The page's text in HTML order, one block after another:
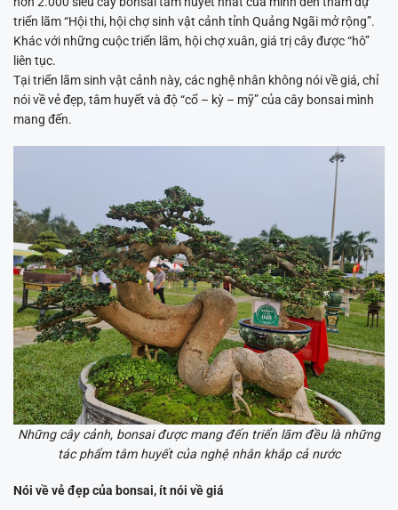
triển lãm “Hội thi, hội chợ sinh vật cảnh tỉnh Quảng Ngãi mở rộng”.
Khác với những cuộc triển lãm, hội chợ xuân, giá trị cây được “hô”
liên tục.
Tại triển lãm sinh vật cảnh này, các nghệ nhân không nói về giá, chỉ
nói về vẻ đẹp, tâm huyết và độ “cổ – kỳ – mỹ” của cây bonsai mình
mang đến.
Những cây cảnh, bonsai được mang đến triển lãm đều là những
tác phẩm tâm huyết của nghệ nhân khắp cả nước
Nói về vẻ đẹp của bonsai, ít nói về giá